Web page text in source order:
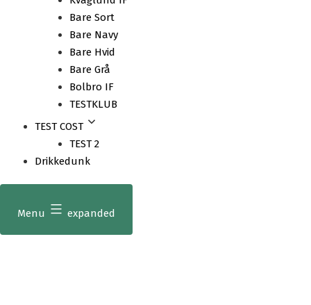
Bare Sort
Bare Navy
Bare Hvid
Bare Grå
Bolbro IF
TESTKLUB
TEST COST
TEST 2
Drikkedunk
Menu expanded